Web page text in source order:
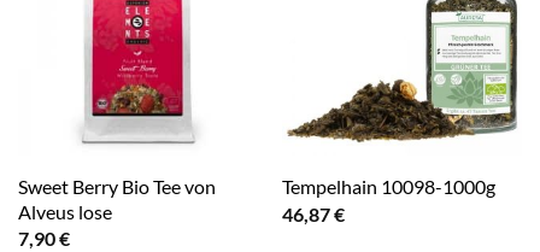
Sweet Berry Bio Tee von
Alveus lose
7,90€
Tempelhain 10098-1000g
46,87€